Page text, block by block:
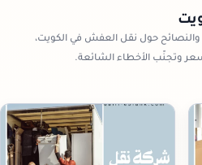
حول نقل العفش في الكويت،
وتجنّب الأخطاء الشائعة.